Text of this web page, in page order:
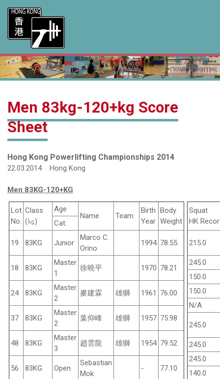
Men 83kg-120+kg Score
Sheet
Hong Kong Powerlifting Championships 2014
22.03.2014 Hong Kong
Men 83KG-120+KG
Lot
No.
Class
(㎏)
Age
Name Team
Birth
Year
Body
Weight
Cat.
19 83KG Junior
Marco C.
Orino
1994 78.55
18 83KG
Master
1
徐曉平 1970 78.21
24 83KG
Master
2
麥建霖 雄獅 1961 76.00
37 83KG
Master
2
葉仰峰 雄獅 1957 75.98
48 83KG
Master
3
趙雲龍 雄獅 1954 79.52
56 83KG Open
Sebastian
Mok
- 77.10
Squat
HK
215.0
245.0
150.0
150.0
N/A
245.0
245.0
245.0
140.0